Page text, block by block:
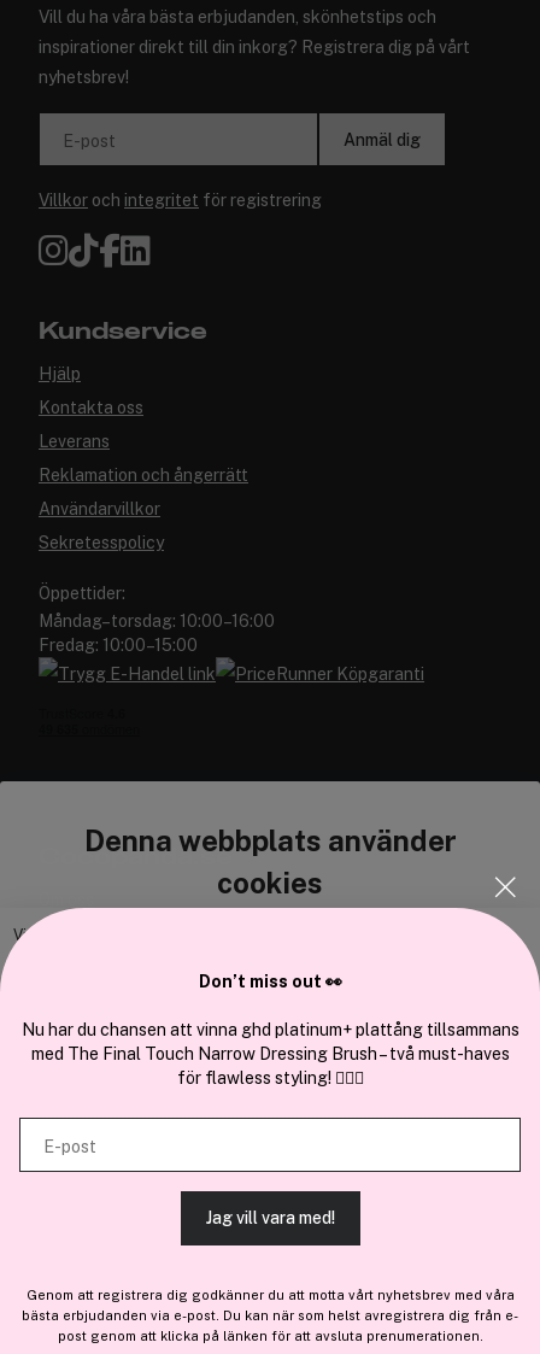
Denna webbplats använder
cookies
Vi använder enhetsidentifierare för att anpassa innehållet och
och annan information från din enhet till de sociala medier och annons-
och analysföretag som vi samarbetar med. Dessa kan i sin tur
kombinera informationen med annan information som du har
tillhandahållit eller som de har samlat in när du har använt deras
tjänster.
TILLÅT ALLA COOKIES
VISA DETALJER
Vill du ha våra bästa erbjudanden, skönhetstips och
inspirationer direkt till din inkorg? Registrera dig på vårt
nyhetsbrev!
E-post Anmäl dig
Villkor och integritet för registrering
Kundservice
Hjälp
Kontakta oss
Leverans
Reklamation och ångerrätt
Användarvillkor
Sekretesspolicy
Öppettider:
Måndag–torsdag: 10:00–16:00
Fredag: 10:00–15:00
Cocopanda.se
En del avBrandsdal Group AS
Don’t miss out 👀
Nu har du chansen att vinna ghd platinum+ plattång tillsammans
med The Final Touch Narrow Dressing Brush – två must-haves
för flawless styling! 💇‍♀️✨
E-post
Jag vill vara med!
Genom att registrera dig godkänner du att motta vårt nyhetsbrev med våra
bästa erbjudanden via e-post. Du kan när som helst avregistrera dig från e-
post genom att klicka på länken för att avsluta prenumerationen.